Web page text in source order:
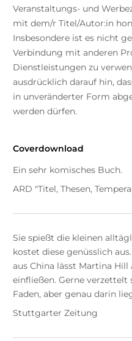
Veranstaltungs- und
mit dem/r Titel/Autor:in
Insbesondere ist es nicht
Verbindung mit anderen
Dienstleistungen zu
ausdrücklich darauf hin,
in unveränderter Form
werden dürfen.
Coverdownload
Ein sehr komisches Buch.
ARD "Titel, Thesen,
Sie spießt die kleinen
kostet diese genüsslich
aus China lässt Martina
einfließen. Gerne
Faden, aber genau darin
Stuttgarter Zeitung